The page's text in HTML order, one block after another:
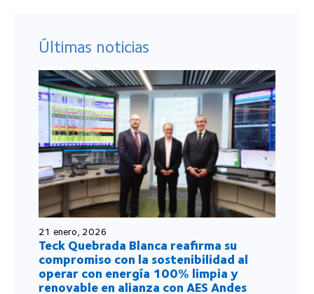
Últimas noticias
21 enero, 2026
Teck Quebrada Blanca reafirma su
compromiso con la sostenibilidad al
operar con energía 100% limpia y
renovable en alianza con AES Andes